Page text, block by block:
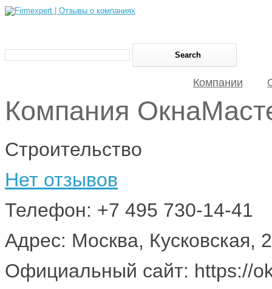
Компании
Компания
Строительство
Нет отзывов
Телефон: +7 495 730-14-41
Адрес: Москва, Кусковская,
Официальный сайт: https://